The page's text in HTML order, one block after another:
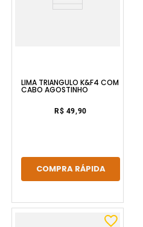
LIMA TRIÂNGULO K&F4 COM
CABO AGOSTINHO
R$ 49,90
COMPRA RÁPIDA